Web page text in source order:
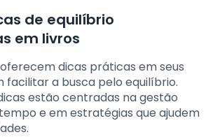
de equilíbrio
em livros
dicas práticas em seus
facilitar a busca pelo equilíbrio.
estão centradas na gestão
e em estratégias que ajudem